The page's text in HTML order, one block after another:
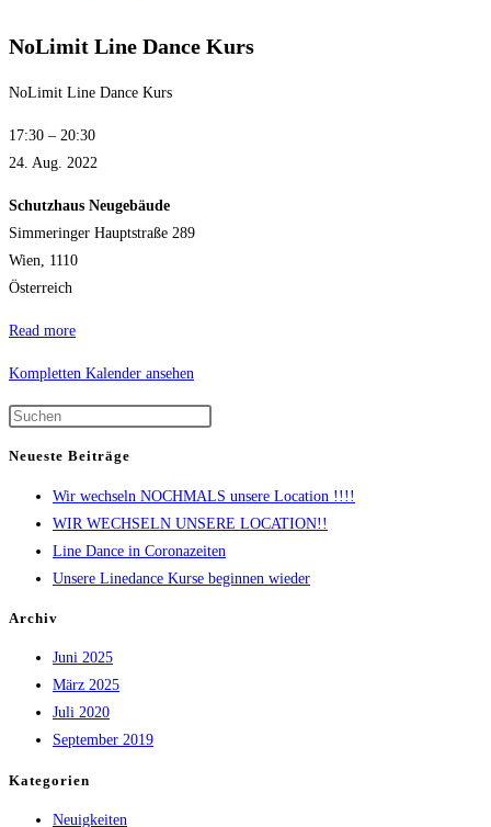
NoLimit Line Dance Kurs
NoLimit Line Dance Kurs
17:30 – 20:30
24. Aug. 2022
Schutzhaus Neugebäude
Simmeringer Hauptstraße 289
Wien, 1110
Österreich
Read more
Kompletten Kalender ansehen
Neueste Beiträge
Wir wechseln NOCHMALS unsere Location !!!!
WIR WECHSELN UNSERE LOCATION!!
Line Dance in Coronazeiten
Unsere Linedance Kurse beginnen wieder
Archiv
Juni 2025
März 2025
Juli 2020
September 2019
Kategorien
Neuigkeiten